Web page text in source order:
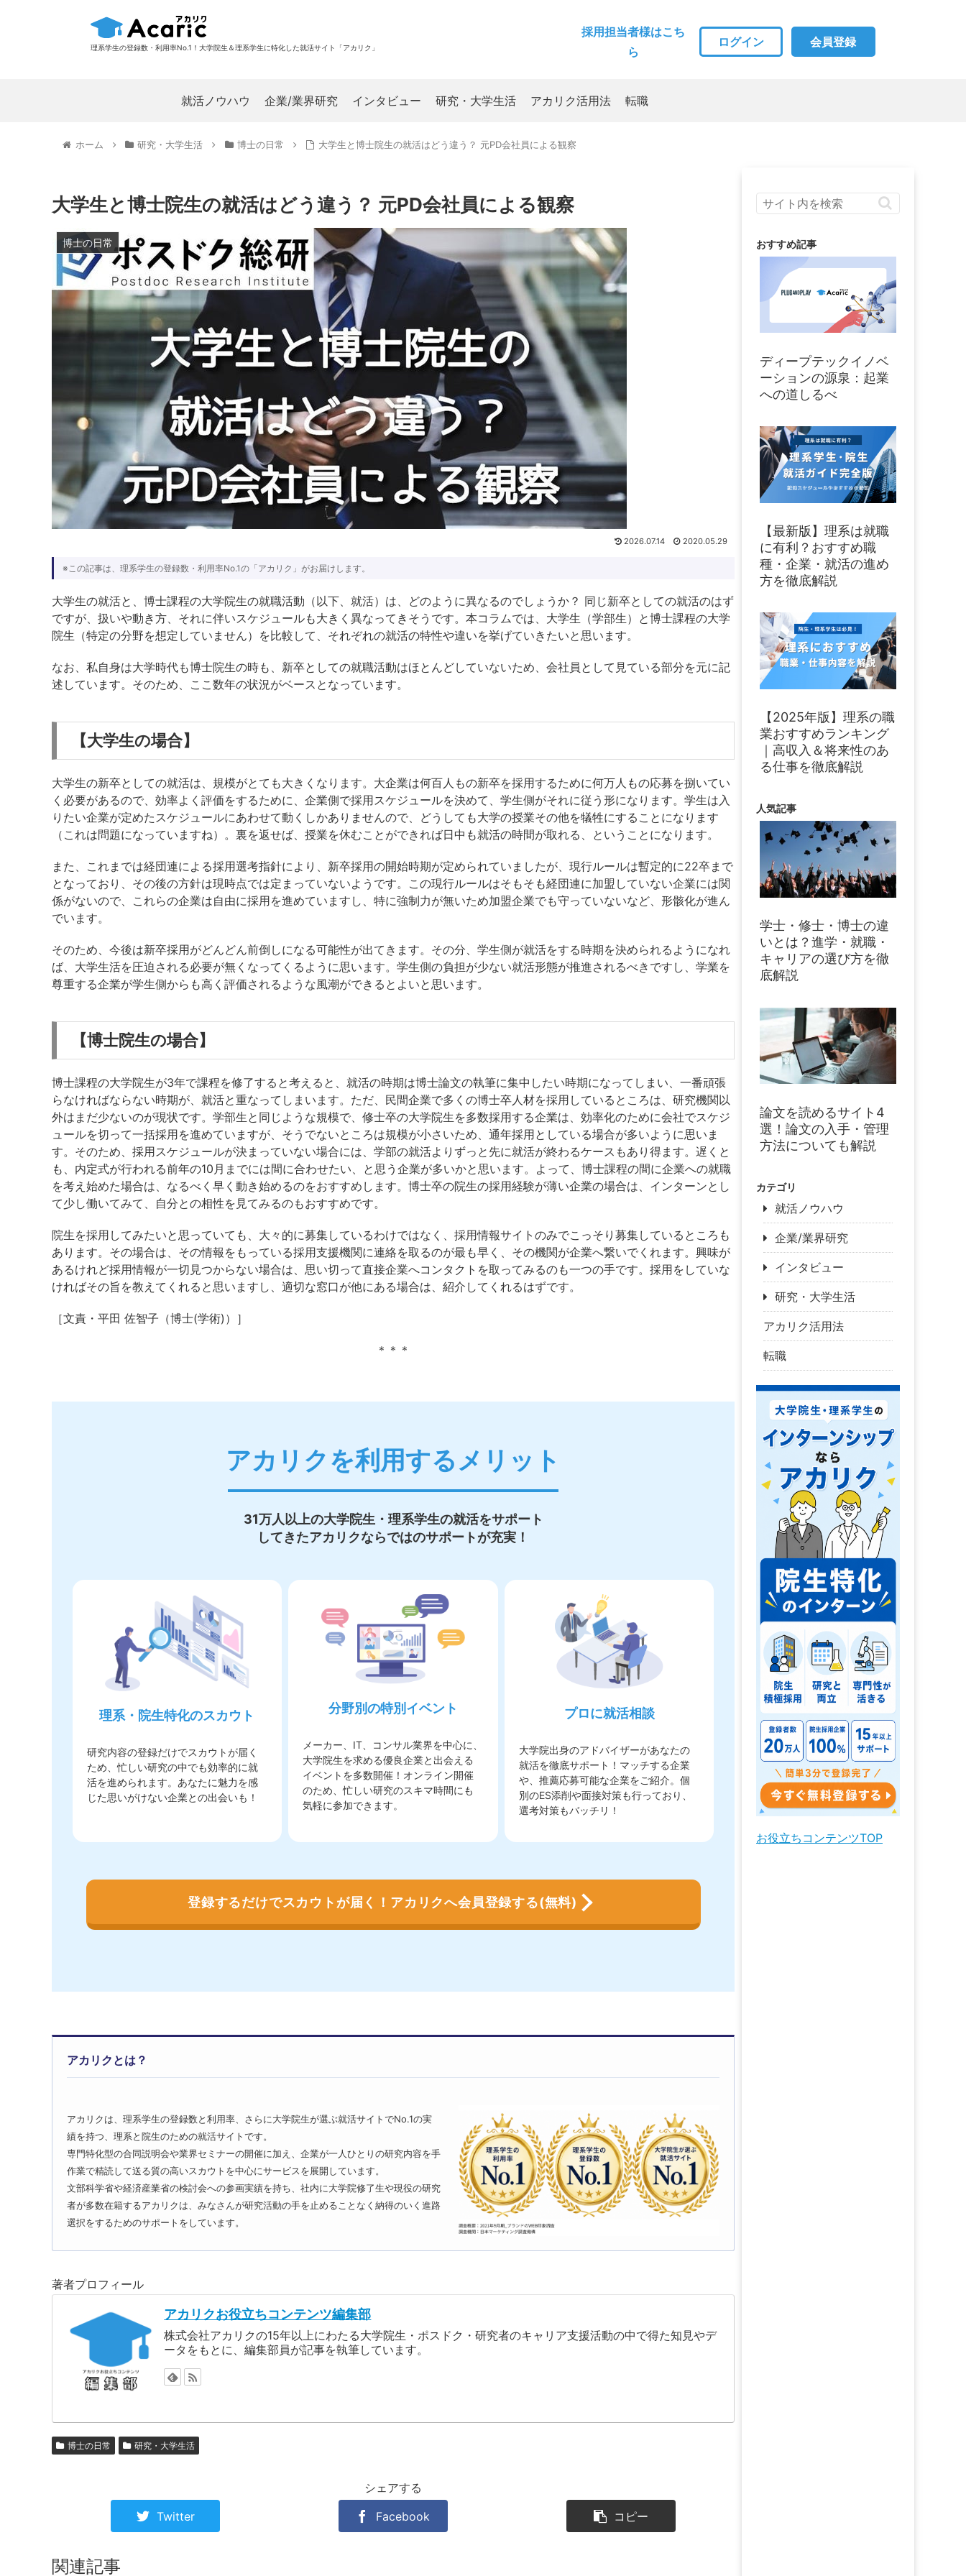
理系学生の登録数・利用率No.1！大学院生＆理系学生に特化した就活サイト「アカリク」
採用担当者様はこち
ら
ログイン 会員登録
就活ノウハウ 企業/業界研究 インタビュー 研究・大学生活 アカリク活用法 転職
ホーム 研究・大学生活 博士の日常 大学生と博士院生の就活はどう違う？ 元PD会社員による観察
大学生と博士院生の就活はどう違う？ 元PD会社員による観察
博士の日常
2026.07.14 2020.05.29
※この記事は、理系学生の登録数・利用率No.1の「アカリク」がお届けします。
大学生の就活と、博士課程の大学院生の就職活動（以下、就活）は、どのように異なるのでしょうか？ 同じ新卒としての就活のはず
ですが、扱いや動き方、それに伴いスケジュールも大きく異なってきそうです。本コラムでは、大学生（学部生）と博士課程の大学
院生（特定の分野を想定していません）を比較して、それぞれの就活の特性や違いを挙げていきたいと思います。
なお、私自身は大学時代も博士院生の時も、新卒としての就職活動はほとんどしていないため、会社員として見ている部分を元に記
述しています。そのため、ここ数年の状況がベースとなっています。
【大学生の場合】
大学生の新卒としての就活は、規模がとても大きくなります。大企業は何百人もの新卒を採用するために何万人もの応募を捌いてい
く必要があるので、効率よく評価をするために、企業側で採用スケジュールを決めて、学生側がそれに従う形になります。学生は入
りたい企業が定めたスケジュールにあわせて動くしかありませんので、どうしても大学の授業その他を犠牲にすることになります
（これは問題になっていますね）。裏を返せば、授業を休むことができれば日中も就活の時間が取れる、ということになります。
また、これまでは経団連による採用選考指針により、新卒採用の開始時期が定められていましたが、現行ルールは暫定的に22卒まで
となっており、その後の方針は現時点では定まっていないようです。この現行ルールはそもそも経団連に加盟していない企業には関
係がないので、これらの企業は自由に採用を進めていますし、特に強制力が無いため加盟企業でも守っていないなど、形骸化が進ん
でいます。
そのため、今後は新卒採用がどんどん前倒しになる可能性が出てきます。その分、学生側が就活をする時期を決められるようになれ
ば、大学生活を圧迫される必要が無くなってくるように思います。学生側の負担が少ない就活形態が推進されるべきですし、学業を
尊重する企業が学生側からも高く評価されるような風潮ができるとよいと思います。
【博士院生の場合】
博士課程の大学院生が3年で課程を修了すると考えると、就活の時期は博士論文の執筆に集中したい時期になってしまい、一番頑張
らなければならない時期が、就活と重なってしまいます。ただ、民間企業で多くの博士卒人材を採用しているところは、研究機関以
外はまだ少ないのが現状です。学部生と同じような規模で、修士卒の大学院生を多数採用する企業は、効率化のために会社でスケジ
ュールを切って一括採用を進めていますが、そうでないところは規模が小さいため、通年採用としている場合が多いように思いま
す。そのため、採用スケジュールが決まっていない場合には、学部の就活よりずっと先に就活が終わるケースもあり得ます。遅くと
も、内定式が行われる前年の10月までには間に合わせたい、と思う企業が多いかと思います。よって、博士課程の間に企業への就職
を考え始めた場合は、なるべく早く動き始めるのをおすすめします。博士卒の院生の採用経験が薄い企業の場合は、インターンとし
て少し働いてみて、自分との相性を見てみるのもおすすめです。
院生を採用してみたいと思っていても、大々的に募集しているわけではなく、採用情報サイトのみでこっそり募集しているところも
あります。その場合は、その情報をもっている採用支援機関に連絡を取るのが最も早く、その機関が企業へ繋いでくれます。興味が
あるけれど採用情報が一切見つからない場合は、思い切って直接企業へコンタクトを取ってみるのも一つの手です。採用をしていな
ければその旨を教えてくれると思いますし、適切な窓口が他にある場合は、紹介してくれるはずです。
［文責・平田 佐智子（博士(学術)）］
＊＊＊
アカリクを利用するメリット
31万人以上の大学院生・理系学生の就活をサポート
してきたアカリクならではのサポートが充実！
理系・院生特化のスカウト
研究内容の登録だけでスカウトが届く
ため、忙しい研究の中でも効率的に就
活を進められます。あなたに魅力を感
じた思いがけない企業との出会いも！
分野別の特別イベント
メーカー、IT、コンサル業界を中心に、
大学院生を求める優良企業と出会える
イベントを多数開催 ！オンライン開催
のため、忙しい研究のスキマ時間にも
気軽に参加できます。
プロに就活相談
大学院出身のアドバイザーがあなたの
就活を徹底サポート！ マッチする企業
や、推薦応募可能な企業をご紹介。個
別のES添削や面接対策も行っており、
選考対策もバッチリ！
登録するだけでスカウトが届く！アカリクへ会員登録する(無料)
アカリクとは？
アカリクは、理系学生の登録数と利用率、さらに大学院生が選ぶ就活サイトでNo.1の実
績を持つ、理系と院生のための就活サイトです。
専門特化型の合同説明会や業界セミナーの開催に加え、企業が一人ひとりの研究内容を手
作業で精読して送る質の高いスカウトを中心にサービスを展開しています。
文部科学省や経済産業省の検討会への参画実績を持ち、社内に大学院修了生や現役の研究
者が多数在籍するアカリクは、みなさんが研究活動の手を止めることなく納得のいく進路
選択をするためのサポートをしています。
著者プロフィール
アカリクお役立ちコンテンツ編集部
株式会社アカリクの15年以上にわたる大学院生・ポスドク・研究者のキャリア支援活動の中で得た知見やデ
ータをもとに、編集部員が記事を執筆しています。
博士の日常 研究・大学生活
シェアする
Twitter
Facebook コピー
関連記事
おすすめ記事
ディープテックイノベ
ーションの源泉：起業
への道しるべ
【最新版】理系は就職
に有利？おすすめ職
種・企業・就活の進め
方を徹底解説
【2025年版】理系の職
業おすすめランキング
｜高収入＆将来性のあ
る仕事を徹底解説
人気記事
学士・修士・博士の違
いとは？進学・就職・
キャリアの選び方を徹
底解説
論文を読めるサイト4
選！論文の入手・管理
方法についても解説
カテゴリ
就活ノウハウ
企業/業界研究
インタビュー
研究・大学生活
アカリク活用法
転職
お役立ちコンテンツTOP